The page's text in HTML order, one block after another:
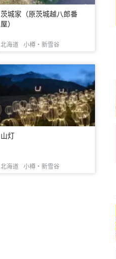
茨城家（原茨城越八郎番
屋）
北海道 小樽・新雪谷
山灯
北海道 小樽・新雪谷